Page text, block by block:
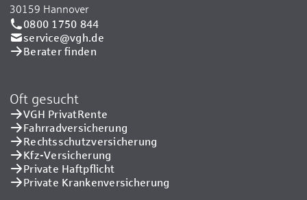
30159 Hannover
0800 1750 844
service@vgh.de
Berater finden
Oft gesucht
VGH PrivatRente
Fahrradversicherung
Rechtsschutzversicherung
Kfz-Versicherung
Private Haftpflicht
Private Kranken­versicherung